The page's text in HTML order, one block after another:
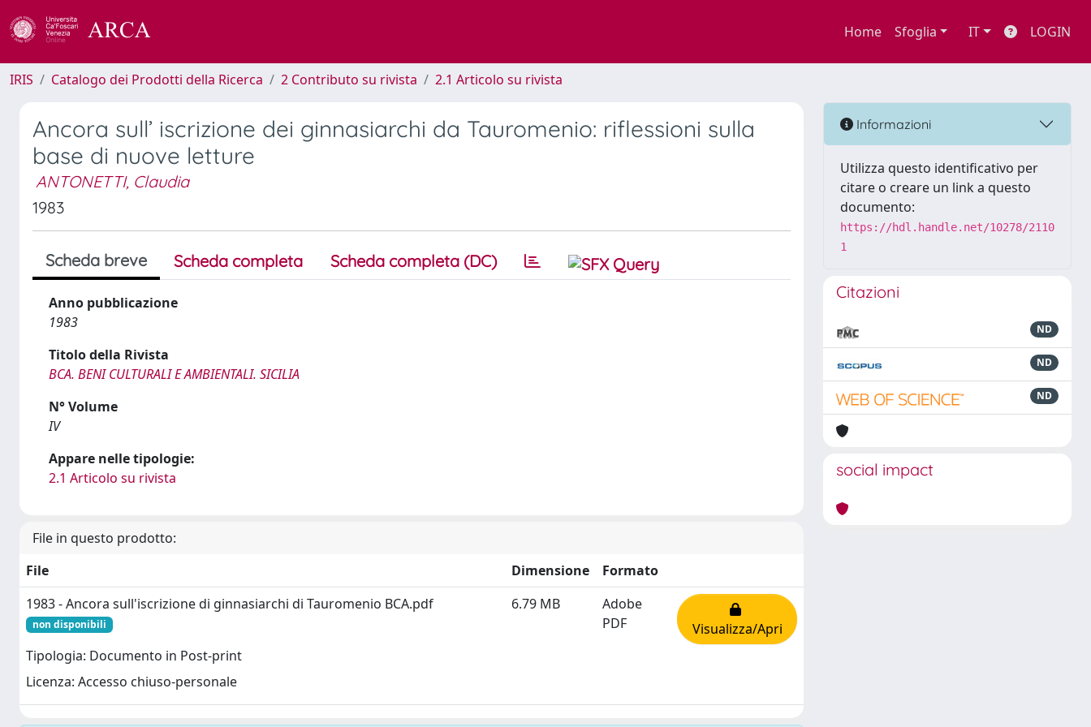
Home Sfoglia IT LOGIN
IRIS Catalogo dei Prodotti della Ricerca 2 Contributo su rivista 2.1 Articolo su rivista
Ancora sull’ iscrizione dei ginnasiarchi da Tauromenio: riflessioni sulla
base di nuove letture
ANTONETTI, Claudia
1983
Scheda breve Scheda completa Scheda completa (DC)
Anno pubblicazione
1983
Titolo della Rivista
BCA. BENI CULTURALI E AMBIENTALI. SICILIA
N° Volume
IV
Appare nelle tipologie:
2.1 Articolo su rivista
File in questo prodotto:
File
Dimensione
Formato
1983 - Ancora sull'iscrizione di ginnasiarchi di Tauromenio BCA.pdf
non disponibili
Tipologia: Documento in Post-print
Licenza: Accesso chiuso-personale
6.79 MB
Adobe
PDF
Visualizza/Apri
Informazioni
Utilizza questo identificativo per
citare o creare un link a questo
documento:
https://hdl.handle.net/10278/2110
1
Citazioni
ND
ND
ND
social impact